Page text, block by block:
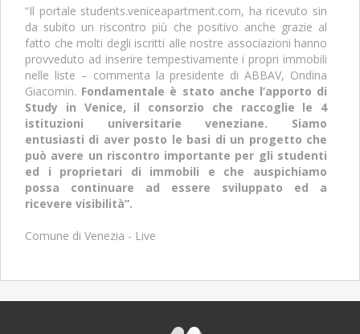
“Il portale students.veniceapartment.com, ha ricevuto sin
da subito un riscontro più che positivo anche grazie al
fatto che molti degli iscritti alle nostre associazioni hanno
provveduto ad inserire tempestivamente i propri immobili
nelle liste – commenta la presidente di ABBAV, Ondina
Giacomin. Fondamentale è stato anche l’apporto di
Study in Venice, il consorzio che raccoglie le 4
istituzioni universitarie veneziane. Siamo
entusiasti di aver posto le basi di un progetto che
può avere un riscontro importante per gli studenti
ed i proprietari di immobili e che auspichiamo
possa continuare ad essere sviluppato ed a
ricevere visibilità”.
Comune di Venezia - Live